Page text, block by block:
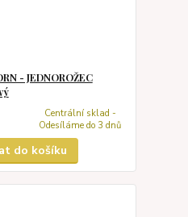
- JEDNOROŽEC
Centrální sklad -
Odesíláme do 3 dnů
do košíku